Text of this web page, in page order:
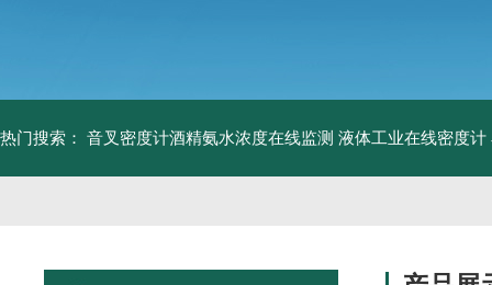
热门搜索： 音叉密度计酒精氨水浓度在线监测 液体工业在线密度计